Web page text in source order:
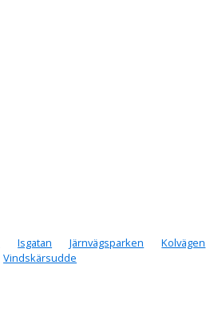
Isgatan Järnvägsparken Kolvägen
Vindskärsudde